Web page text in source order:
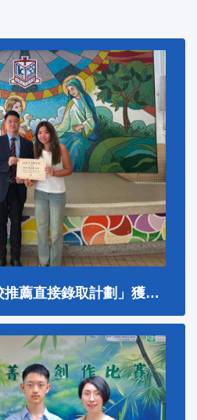
學生成功透過「學校推薦直接錄取計劃」獲大學取錄